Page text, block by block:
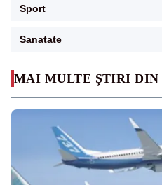
MAI MULTE ȘTIRI DIN
Sport
Sanatate